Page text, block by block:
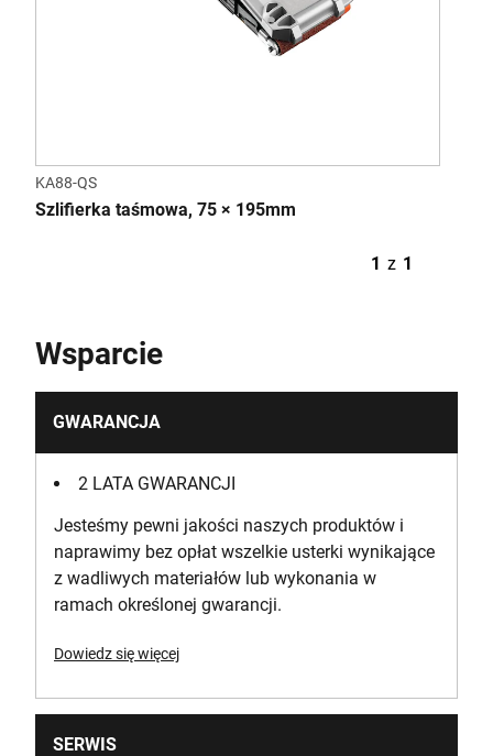
KA88-QS
Szlifierka taśmowa, 75 × 195mm
1 z 1
Wsparcie
GWARANCJA
2 LATA GWARANCJI
Jesteśmy pewni jakości naszych produktów i
naprawimy bez opłat wszelkie usterki wynikające
z wadliwych materiałów lub wykonania w
ramach określonej gwarancji.
Dowiedz się więcej
SERWIS